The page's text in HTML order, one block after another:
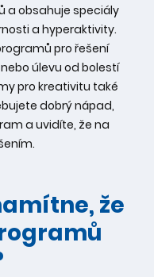
a obsahuje speciály
a hyperaktivity.
pro řešení
úlevu od bolestí
pro kreativitu také
dobrý nápad,
a uvidíte, že na
že